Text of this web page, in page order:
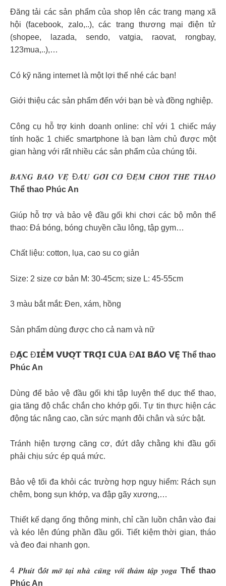
Đăng tải các sản phẩm của shop lên các trang mạng xã
hội (facebook, zalo,..), các trang thương mại điện tử
(shopee, lazada, sendo, vatgia, raovat, rongbay,
123mua,..),…
Có kỹ năng internet là một lợi thế nhé các bạn!
Giới thiệu các sản phẩm đến với bạn bè và đồng nghiệp.
Công cụ hỗ trợ kinh doanh online: chỉ với 1 chiếc máy
tính hoặc 1 chiếc smartphone là bạn làm chủ được một
gian hàng với rất nhiều các sản phẩm của chúng tôi.
𝑩𝑨̆𝑵𝑮 𝑩𝑨̉𝑶 𝑽𝑬̣̂ Đ𝑨̂̀𝑼 𝑮𝑶̂́𝑰 𝑪𝑶́ Đ𝑬̣̂𝑴 𝑪𝑯𝑶̛𝑰 𝑻𝑯𝑬̂̉ 𝑻𝑯𝑨𝑶
Thể thao Phúc An
Giúp hỗ trợ và bảo vệ đầu gối khi chơi các bộ môn thể
thao: Đá bóng, bóng chuyền cầu lông, tập gym…
Chất liệu: cotton, lụa, cao su co giản
Size: 2 size cơ bản M: 30-45cm; size L: 45-55cm
3 màu bắt mắt: Đen, xám, hồng
Sản phẩm dùng được cho cả nam và nữ
Đ𝗔̣̆𝗖 Đ𝗜𝗘̂̉𝗠 𝗩𝗨̛𝗢̛̣𝗧 𝗧𝗥𝗢̣̂𝗜 𝗖𝗨̉𝗔 Đ𝗔𝗜 𝗕𝗔̉𝗢 𝗩𝗘̣̂ Thể thao
Phúc An
Dùng để bảo vệ đầu gối khi tập luyện thể dục thể thao,
gia tăng độ chắc chắn cho khớp gối. Tự tin thực hiện các
động tác nâng cao, cần sức mạnh đôi chân và sức bật.
Tránh hiện tượng căng cơ, đứt dây chằng khi đầu gối
phải chịu sức ép quá mức.
Bảo vệ tối đa khỏi các trường hợp nguy hiểm: Rách sụn
chêm, bong sụn khớp, va đập gãy xương,…
Thiết kế dạng ống thông minh, chỉ cần luồn chân vào đai
và kéo lên đúng phần đầu gối. Tiết kiệm thời gian, tháo
và đeo đai nhanh gọn.
4 𝑷𝒉𝒖́𝒕 đ𝒐̂́𝒕 𝒎𝒐̛̃ 𝒕𝒂̣𝒊 𝒏𝒉𝒂̀ 𝒄𝒖̃𝒏𝒈 𝒗𝒐̛́𝒊 𝒕𝒉𝒂̉𝒎 𝒕𝒂̣̂𝒑 𝒚𝒐𝒈𝒂 Thể thao
Phúc An